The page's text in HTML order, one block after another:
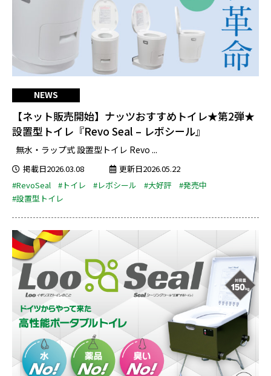
NEWS
【ネット販売開始】ナッツおすすめトイレ★第2弾★
設置型トイレ『Revo Seal – レボシール』
無水・ラップ式 設置型トイレ Revo ...
掲載日2026.03.08
更新日2026.05.22
#RevoSeal
#トイレ #レボシール #大好評
#発売中
#設置型トイレ